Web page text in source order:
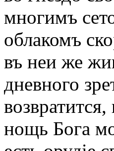
многимъ
облакомъ
въ неи же
дневного
нощь Бога